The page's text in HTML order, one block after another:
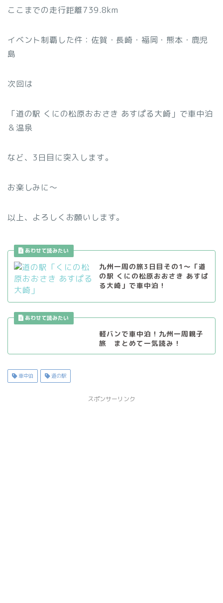
ここまでの走行距離739.8km
イベント制覇した件：佐賀・長崎・福岡・熊本・鹿児
島
次回は
「道の駅 くにの松原おおさき あすぱる大崎」で車中泊
＆温泉
など、3日目に突入します。
お楽しみに〜
以上、よろしくお願いします。
九州一周の旅3日目その1〜「道
の駅 くにの松原おおさき あすぱ
る大崎」で車中泊！
軽バンで車中泊！九州一周親子
旅 まとめて一気読み！
車中泊 道の駅
スポンサーリンク